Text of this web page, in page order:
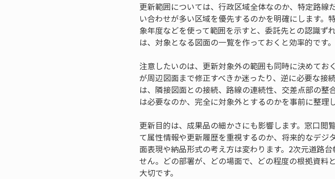
更新範囲については、行政区域全体なのか、特定路
い合わせが多い区域を優先するのかを明確にします
象年度などを使って範囲を示すと、委託先との認識ず
は、対象となる図面の一覧を作っておくと効率的です。
注意したいのは、更新対象外の範囲も同時に決めて
が周辺図面まで修正すべきか迷ったり、逆に必要な接
は、隣接図面との接続、路線の連続性、交差点部の整
は必要なのか、完全に対象外とするのかを事前に整理
更新目的は、成果品の細かさにも影響します。窓口閲
て属性情報や更新履歴を重視するのか、将来的なデジ
面表現や納品形式の考え方は変わります。2次元道路
せん。どの部署が、どの場面で、どの程度の根拠資料
大切です。